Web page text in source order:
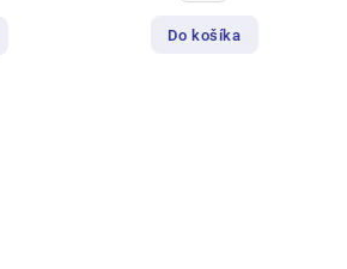
Do košíka